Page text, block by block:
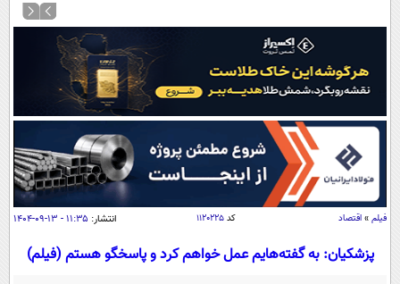
کردن
آرشیو
نظرسنجی
آب و هوا
اوقات شرعی
پیوند ها
سواد زندگی
اقتصاد
اقتصادی
جامعه
فیلم » اقتصاد کد۱۱۲۰۲۲۵ انتشار: ۱۱:۳۵ - ۱۳-۰۹-۱۴۰۴
پزشکیان: به گفته‌هایم عمل خواهم کرد و پاسخگو هستم (فیلم)